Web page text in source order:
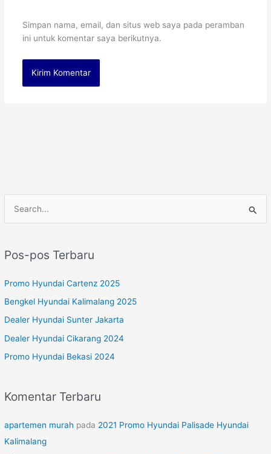
i
u
k
:
Pos-pos Terbaru
Promo Hyundai Cartenz 2025
Bengkel Hyundai Kalimalang 2025
Dealer Hyundai Sunter Jakarta
Dealer Hyundai Cikarang 2024
Promo Hyundai Bekasi 2024
Komentar Terbaru
apartemen murah pada 2021 Promo Hyundai Palisade Hyundai
Kalimalang
Simpan nama, email, dan situs web saya pada peramban
ini untuk komentar saya berikutnya.